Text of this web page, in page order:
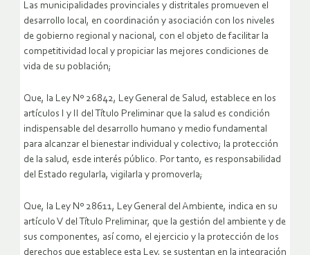
Las municipalidades provinciales y distritales promueven el
desarrollo local, en coordinación y asociación con los niveles
de gobierno regional y nacional, con el objeto de facilitar la
competitividad local y propiciar las mejores condiciones de
vida de su población;
Que, la Ley Nº 26842, Ley General de Salud, establece en los
artículos I y II del Título Preliminar que la salud es condición
indispensable del desarrollo humano y medio fundamental
para alcanzar el bienestar individual y colectivo; la protección
de la salud, esde interés público. Por tanto, es responsabilidad
del Estado regularla, vigilarla y promoverla;
Que, la Ley Nº 28611, Ley General del Ambiente, indica en su
artículo V del Título Preliminar, que la gestión del ambiente y de
sus componentes, así como, el ejercicio y la protección de los
derechos que establece esta Ley, se sustentan en la integración